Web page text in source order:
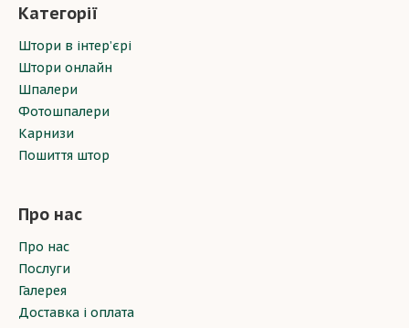
Категорії
Штори в інтер’єрі
Штори онлайн
Шпалери
Фотошпалери
Карнизи
Пошиття штор
Про нас
Про нас
Послуги
Галерея
Доставка і оплата